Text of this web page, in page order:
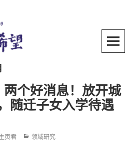
两个好消息！放开城
随迁子女入学待遇
页君 Categories
领域研究